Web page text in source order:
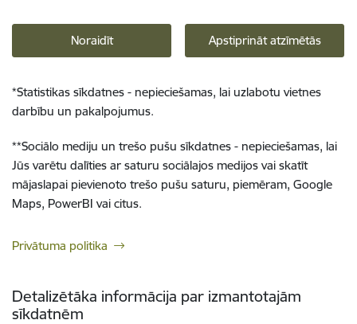
Noraidīt Apstiprināt atzīmētās
*Statistikas sīkdatnes - nepieciešamas, lai uzlabotu vietnes
darbību un pakalpojumus.
**Sociālo mediju un trešo pušu sīkdatnes - nepieciešamas, lai
Jūs varētu dalīties ar saturu sociālajos medijos vai skatīt
mājaslapai pievienoto trešo pušu saturu, piemēram, Google
Maps, PowerBI vai citus.
Privātuma politika
Detalizētāka informācija par izmantotajām
sīkdatnēm